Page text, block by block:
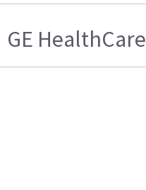
GE HealthCare